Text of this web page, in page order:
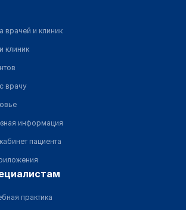
врачей и клиник
клиник
врачу
информация
пациента
практика